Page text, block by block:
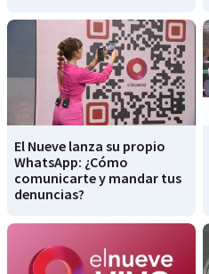
El Nueve lanza su propio
WhatsApp: ¿Cómo
comunicarte y mandar tus
denuncias?